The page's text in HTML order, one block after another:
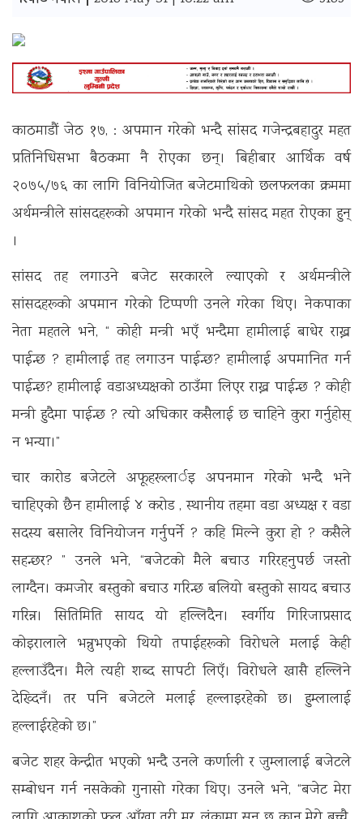
काठमाडौं जेठ १७, : अपमान गरेको भन्दै सांसद गजेन्द्रबहादुर महत
प्रतिनिधिसभा बैठकमा नै रोएका छन्। बिहीबार आर्थिक वर्ष
२०७५/७६ का लागि विनियोजित बजेटमाथिको छलफलका क्रममा
अर्थमन्त्रीले सांसदहरूको अपमान गरेको भन्दै सांसद महत रोएका हुन्
।
सांसद तह लगाउने बजेट सरकारले ल्याएको र अर्थमन्त्रीले
सांसदहरूको अपमान गरेको टिप्पणी उनले गरेका थिए। नेकपाका
नेता महतले भने, “ कोही मन्त्री भएँ भन्दैमा हामीलाई बाधेर राख्न
पाईन्छ ? हामीलाई तह लगाउन पाईन्छ? हामीलाई अपमानित गर्न
पाईन्छ? हामीलाई वडाअध्यक्षको ठाउँमा लिएर राख्न पाईन्छ ? कोही
मन्त्री हुदैमा पाईन्छ ? त्यो अधिकार कसैलाई छ चाहिने कुरा गर्नुहोस्
न भन्या।”
चार काराेड बजेटले अफूहरूलार्इ अपनमान गरेकाे भन्दै भने
चाहिएको छैन हामीलाई ४ करोड , स्थानीय तहमा वडा अध्यक्ष र वडा
सदस्य बसालेर विनियोजन गर्नुपर्ने ? कहि मिल्ने कुरा हो ? कसैले
सहन्छर? ” उनले भने, “बजेटको मैले बचाउ गरिरहनुपर्छ जस्तो
लाग्दैन। कमजोर बस्तुको बचाउ गरिन्छ बलियो बस्तुको सायद बचाउ
गरिन्न। सितिमिति सायद यो हल्लिदैन। स्वर्गीय गिरिजाप्रसाद
कोइरालाले भन्नुभएको थियो तपाईहरूको विरोधले मलाई केही
हल्लाउँदैन। मैले त्यही शब्द सापटी लिएँ। विरोधले खासै हल्लिने
देख्दिनँ। तर पनि बजेटले मलाई हल्लाइरहेको छ। हुम्लालाई
हल्लाईरहेको छ।”
बजेट शहर केन्द्रीत भएको भन्दै उनले कर्णाली र जुम्लालाई बजेटले
सम्बोधन गर्न नसकेको गुनासो गरेका थिए। उनले भने, “बजेट मेरा